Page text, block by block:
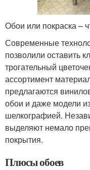
Обои или покраска –
Современные
позволили оставить
трогательный
ассортимент
предлагаются
обои и даже модели
шелкографией.
выделяют немало
покрытия.
Плюсы обоев